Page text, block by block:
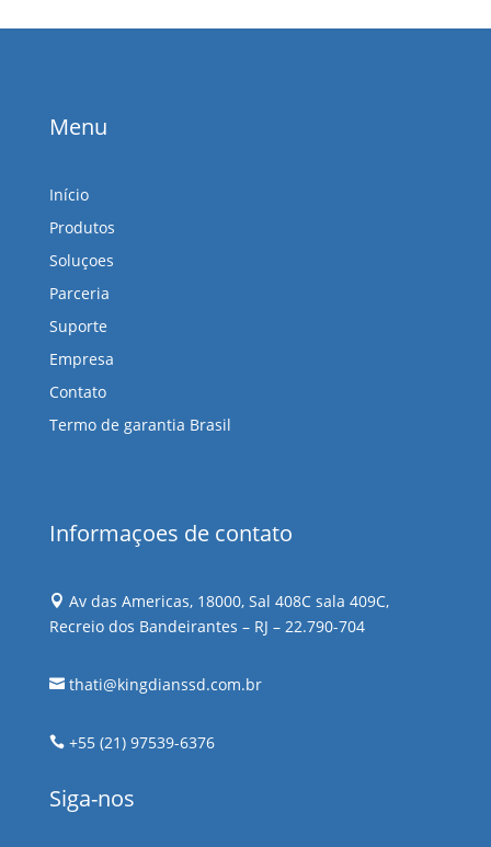
Menu
Início
Produtos
Soluçoes
Parceria
Suporte
Empresa
Contato
Termo de garantia Brasil
Informaçoes de contato
 Av das Americas, 18000, Sal 408C sala 409C,
Recreio dos Bandeirantes – RJ – 22.790-704
 thati@kingdianssd.com.br
 +55 (21) 97539-6376
Siga-nos